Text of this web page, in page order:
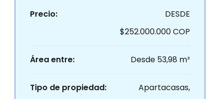
Precio:
DESDE
$252.000.000 COP
Área entre: Desde 53,98 m²
Tipo de propiedad:
Apartacasas,